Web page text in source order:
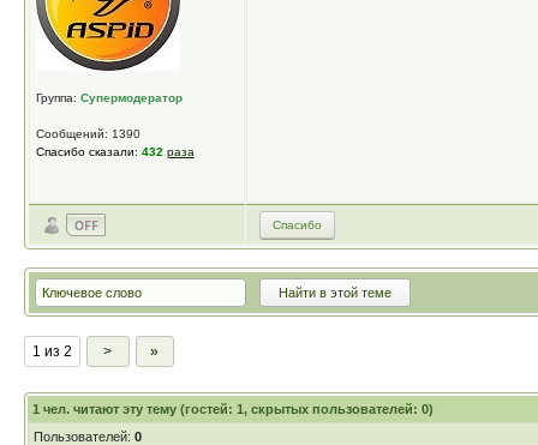
Группа: Супермодератор
Сообщений: 1390
Спасибо сказали: 432 раза
Спасибо
1 из 2 > »
1 чел. читают эту тему (гостей: 1, скрытых пользователей: 0)
Пользователей: 0